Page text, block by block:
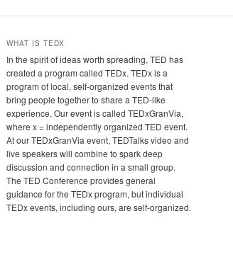
WHAT IS TEDX
In the spirit of ideas worth spreading, TED has
created a program called TEDx. TEDx is a
program of local, self-organized events that
bring people together to share a TED-like
experience. Our event is called TEDxGranVia,
where x = independently organized TED event.
At our TEDxGranVia event, TEDTalks video and
live speakers will combine to spark deep
discussion and connection in a small group.
The TED Conference provides general
guidance for the TEDx program, but individual
TEDx events, including ours, are self-organized.